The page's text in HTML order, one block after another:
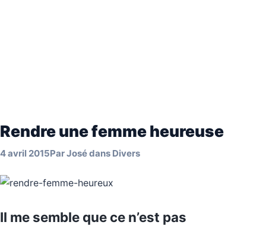
Rendre une femme heureuse
4 avril 2015ParJosédans Divers
Il me semble que ce n’est pas